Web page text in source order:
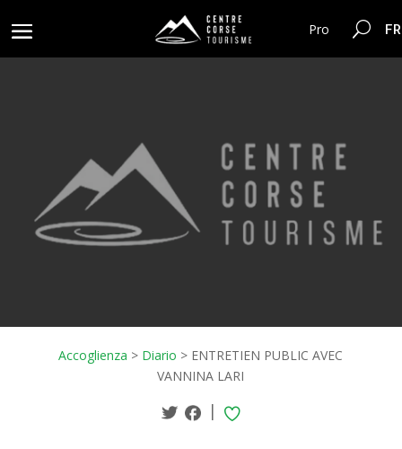
Pro
Accoglienza > Diario > ENTRETIEN PUBLIC AVEC
VANNINA LARI
|